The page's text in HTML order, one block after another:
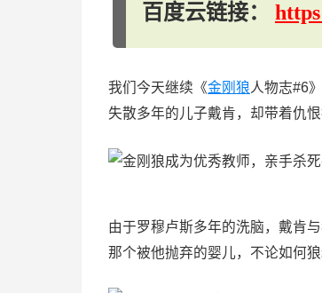
百度云链接：
我们今天继续《金刚狼人物志#6
失散多年的儿子戴肯，却带着仇恨
由于罗穆卢斯多年的洗脑，戴肯
那个被他抛弃的婴儿，不论如何